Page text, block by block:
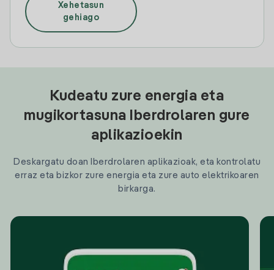
Xehetasun
gehiago
Kudeatu zure energia eta
mugikortasuna Iberdrolaren gure
aplikazioekin
Deskargatu doan Iberdrolaren aplikazioak, eta kontrolatu
erraz eta bizkor zure energia eta zure auto elektrikoaren
birkarga.